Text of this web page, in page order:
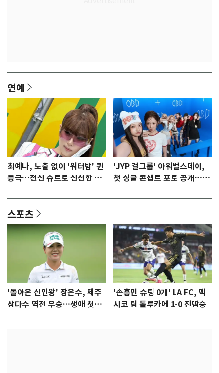
연예
최예나, 노출 없이 '워터밤' 퀸
등극…전신 슈트로 신선한 충
'JYP 걸그룹' 아워벌스데이,
첫 싱글 콘셉트 포토 공개…청
스포츠
'돌아온 신인왕' 장은수, 제주
삼다수 역전 우승…생애 첫승
'손흥민 슈팅 0개' LA FC, 멕
시코 팀 톨루카에 1-0 진땀승